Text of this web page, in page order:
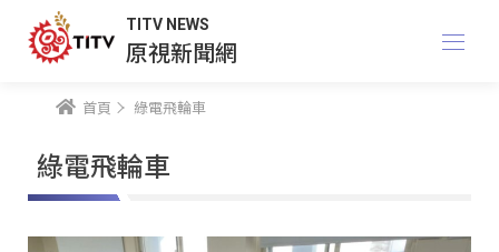
TITV NEWS
原視新聞網
首頁 綠電飛輪車
綠電飛輪車